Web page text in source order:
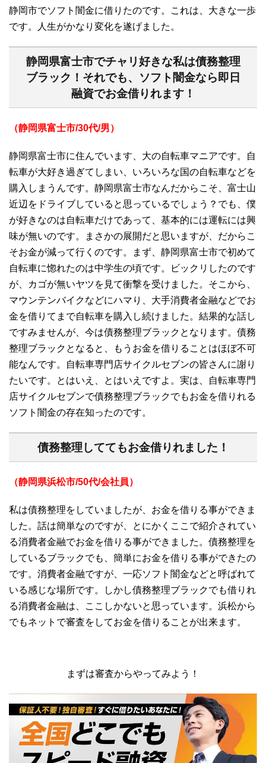
静岡市でソフト闇金に借りたのです。これは、大きな一歩
です。人生がかなり変化を遂げました。
静岡県富士市でチャリ好きな私は債務整理
ブラック！それでも、ソフト闇金なら即日
融資でお金借りれます！
（静岡県富士市/30代/男）
静岡県富士市に住んでいます、大の自転車マニアです。自
転車が大好き過ぎてしまい、いろいろな国の自転車などを
購入しまうんです。静岡県富士市なんだからこそ、富士山
近辺をドライブしていると思っているでしょう？でも、僕
が好きなのは自転車だけであって、基本的には運転には興
味が無いのです。まさかの展開だと思いますが、だからこ
そお金が減って行くのです。まず、静岡県富士市で初めて
自転車に惚れたのは中学生の頃です。ビックリしたのです
が、カゴが無いヤツを見て衝撃を受けました。そこから、
マウンテンバイクなどにハマり、大手消費者金融などでお
金を借りてまで自転車を購入し続けました。結果的な話し
ですみませんが、今は債務整理ブラックとなります。債務
整理ブラックとなると、もうお金を借りることはほぼ不可
能なんです。自転車専門店サイクルセブンの皆さんに謝り
たいです。とはいえ、とはいえですよ。実は、自転車専門
店サイクルセブンで債務整理ブラックでもお金を借りれる
ソフト闇金の存在知ったのです。
債務整理しててもお金借りれました！
（静岡県浜松市/50代/会社員）
私は債務整理をしていましたが、お金を借りる事ができま
した。話は簡単なのですが、とにかくここで紹介されてい
る消費者金融でお金を借りる事ができました。債務整理を
しているブラックでも、簡単にお金を借りる事ができたの
です。消費者金融ですが、一応ソフト闇金などと呼ばれて
いる感じな場所です。しかし債務整理ブラックでも借りれ
る消費者金融は、ここしかないと思っています。浜松から
でもネットで審査をしてお金を借りることが出来ます。
まずは審査からやってみよう！